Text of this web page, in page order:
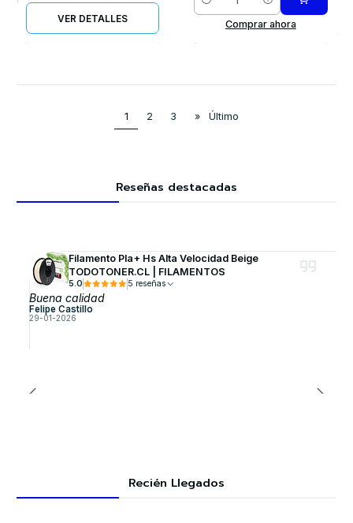
VER DETALLES
Cantidad
Comprar ahora
1 2 3 » Último
Reseñas destacadas
Filamento Pla+ Hs Alta Velocidad Beige
TODOTONER.CL | FILAMENTOS
5.0 5 reseñas
Buena calidad
Felipe Castillo
29-01-2026
Recién Llegados